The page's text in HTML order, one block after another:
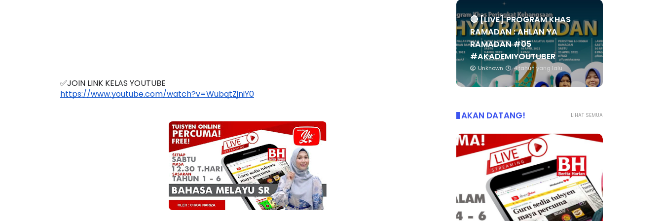
✅JOIN LINK KELAS YOUTUBE
https://www.youtube.com/watch?v=WubqtZjniY0
🔴 [LIVE] PROGRAM KHAS
RAMADAN : AHLAN YA
RAMADAN #05
#AKADEMIYOUTUBER
Unknown 4 tahun yang lalu
LIHAT SEMUA
AKAN DATANG!